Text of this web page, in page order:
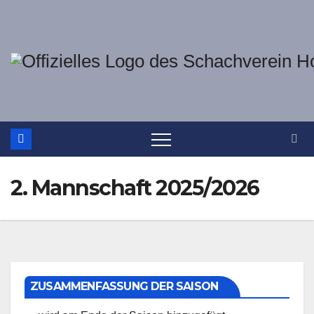
springen
2. Mannschaft 2025/2026
ZUSAMMENFASSUNG DER SAISON